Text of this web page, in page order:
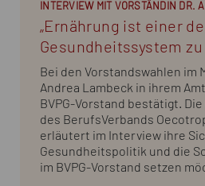
INTERVIEW MIT VORSTÄNDIN DR.
„Ernährung ist einer
Gesundheitssystem
Bei den Vorstandswahlen im
Andrea Lambeck in ihrem
BVPG-Vorstand bestätigt.
des BerufsVerbands
erläutert im Interview ihre
Gesundheitspolitik und die
im BVPG-Vorstand setzen